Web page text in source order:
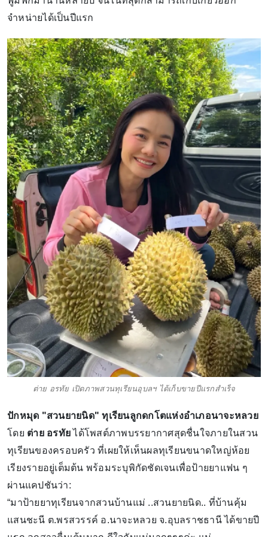
จำหน่ายได้เป็นปีแรก
ต่าย อรทัย เปิดภาพสวนทุเรียนอุบลฯ ได้เก็บขายปีแรกสำเร็จ
ปักหมุด "สวนยายนิด" ทุเรียนลูกดกโตแห่งอำเภอนาจะหลวย
โดย ต่าย อรทัยได้โพสต์ภาพบรรยากาศสุดชื่นใจภายในสวน
ทุเรียนของครอบครัว ที่เผยให้เห็นผลทุเรียนขนาดใหญ่ห้อย
เรียงรายอยู่เต็มต้น พร้อมระบุพิกัดชัดเจนเพื่อป้ายยาแฟน ๆ
ผ่านแคปชันว่า:
“มาป้ายยาทุเรียนจากสวนบ้านแม่ ..สวนยายนิด.. ที่บ้านคุ้ม
แสนชะนี ต.พรสวรรค์ อ.นาจะหลวย จ.อุบลราชธานี ได้ขายปี